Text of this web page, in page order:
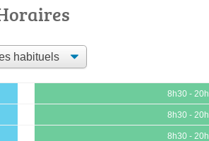
8h30 - 20h
8h30 - 20h
8h30 - 20h